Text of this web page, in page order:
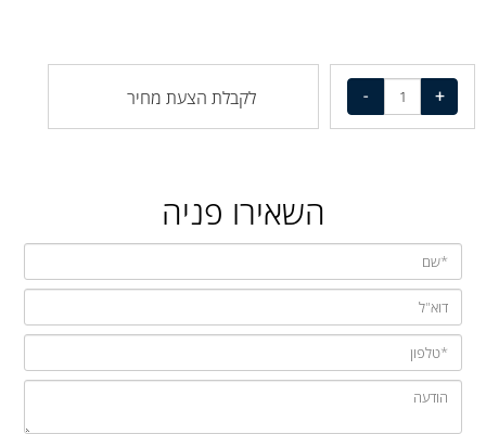
לקבלת הצעת מחיר
השאירו פניה